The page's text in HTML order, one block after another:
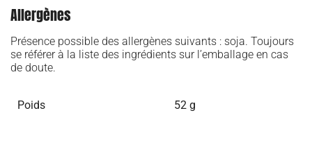
Allergènes
Présence possible des allergènes suivants : soja. Toujours
se référer à la liste des ingrédients sur l’emballage en cas
de doute.
Poids 52 g